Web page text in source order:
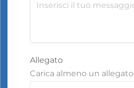
Allegato
Carica almeno un allegato